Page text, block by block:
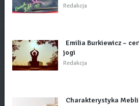
Redakcja
Emilia Burkiewicz –
jogi
Redakcja
Charakterystyka